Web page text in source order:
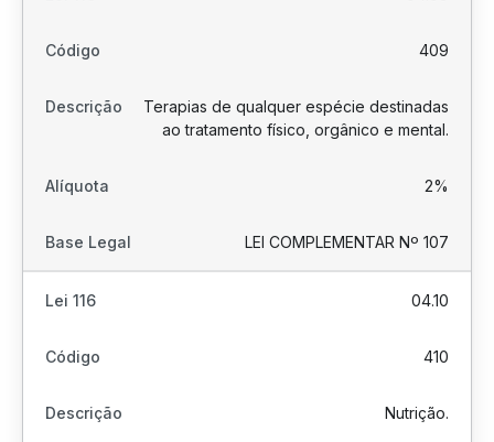
409
Terapias de qualquer espécie destinadas
ao tratamento físico, orgânico e mental.
2%
LEI COMPLEMENTAR Nº 107
04.10
410
Nutrição.